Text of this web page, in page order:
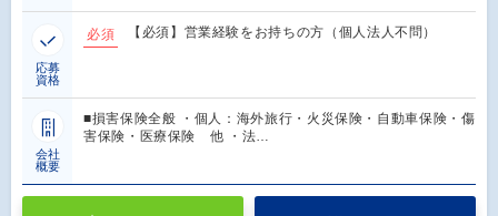
応募
資格
必須 【必須】営業経験をお持ちの方（個人法人不問）
会社
概要
■損害保険全般 ・個人：海外旅行・火災保険・自動車保険・傷
害保険・医療保険 他 ・法…